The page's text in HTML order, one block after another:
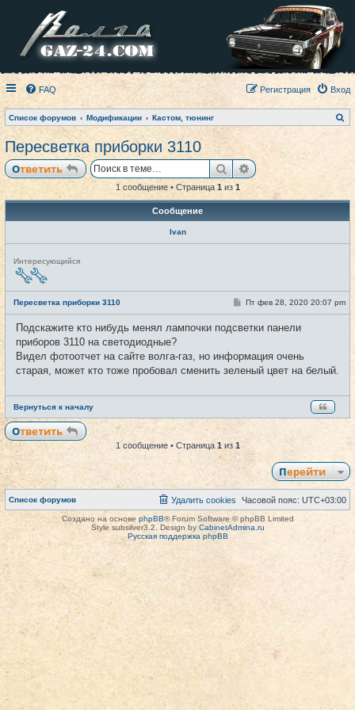
FAQ Вход
Регистрация
Список форумов Модификации Кастом, тюнинг
о
Пересветка приборки 3110
Ответить ПоискРасширенный
1 сообщение • Страница 1из 1
Сообщение
Ivan
Н
е
в
т
и
Интересующийся
Пересветка приборки 3110 #1
С
б
н
и
Пт фев 28, 2020 20:07 pm
Подскажите кто нибудь менял лампочки подсветки панели
приборов 3110 на светодиодные?
Видел фотоотчет на сайте волга-газ, но информация очень
старая, может кто тоже пробовал сменить зеленый цвет на белый.
Вернуться к началу
Ответить
1 сообщение • Страница 1 из 1
Перейти
Список форумов Часовой пояс: UTC+03:00
Удалить cookies
Создано на основе phpBB® Forum Software © phpBB Limited
Style subsilver3.2. Design by CabinetAdmina.ru
Русская поддержка phpBB